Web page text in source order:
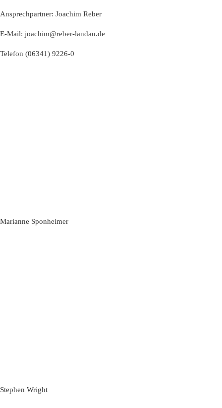
Ansprechpartner: Joachim Reber
E-Mail: joachim@reber-landau.de
Telefon (06341) 9226-0
Marianne Sponheimer
Stephen Wright